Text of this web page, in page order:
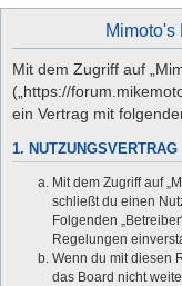
Mimoto's
Mit dem Zugriff auf
(„https://
ein Vertrag mit
1. NUTZUNGSVERTRAG
Mit dem Zugriff auf
schließt du einen
Folgenden
Regelungen
Wenn du mit diesen
das Board nicht